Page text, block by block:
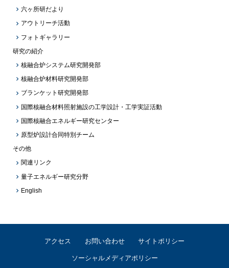
六ヶ所研だより
アウトリーチ活動
フォトギャラリー
研究の紹介
核融合炉システム研究開発部
核融合炉材料研究開発部
ブランケット研究開発部
国際核融合材料照射施設の工学設計・工学実証活動
国際核融合エネルギー研究センター
原型炉設計合同特別チーム
その他
関連リンク
量子エネルギー研究分野
English
アクセス お問い合わせ サイトポリシー
ソーシャルメディアポリシー